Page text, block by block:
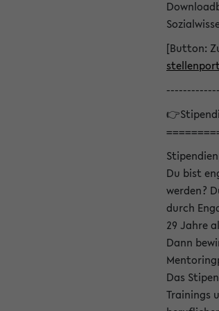
[Button:
Du bist
werden?
durch
29 Jahre
Dann
Das
Trainings